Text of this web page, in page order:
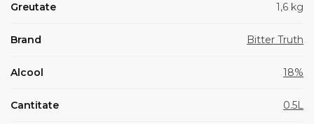
Greutate 1,6 kg
Brand Bitter Truth
Alcool 18%
Cantitate 0.5L